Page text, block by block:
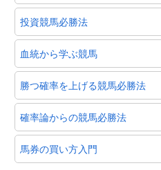
投資競馬必勝法
血統から学ぶ競馬
勝つ確率を上げる競馬必勝法
確率論からの競馬必勝法
馬券の買い方入門